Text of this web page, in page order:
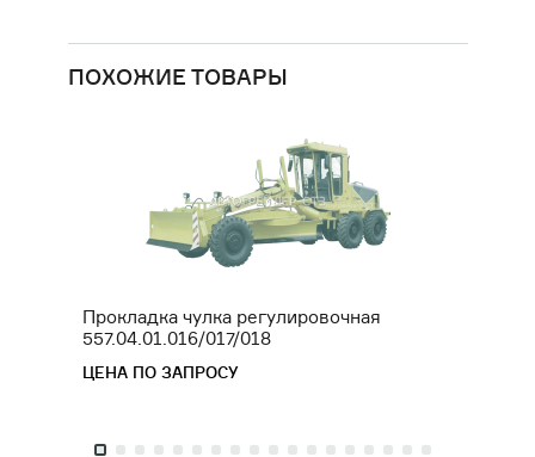
ПОХОЖИЕ ТОВАРЫ
Прокладка чулка регулировочная
557.04.01.016/017/018
ЦЕНА ПО ЗАПРОСУ